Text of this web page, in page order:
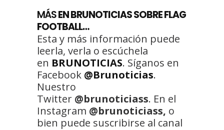
MÁSEN BRUNOTICIAS SOBRE FLAG
FOOTBALL…
Esta y más información puede
leerla, verla o escúchela
en BRUNOTICIAS. Síganos en
Facebook @Brunoticias.
Nuestro
Twitter @brunoticiass. En el
Instagram @brunoticiass, o
bien puede suscribirse al canal